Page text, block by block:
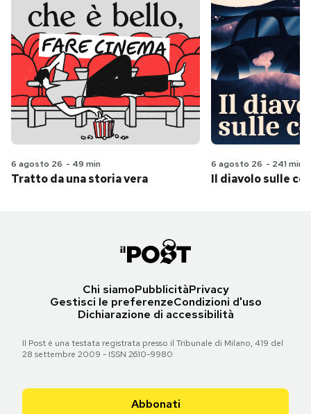
6 agosto 26 - 49 min
Tratto da una storia vera
6 agosto 26 - 241 min
Il diavolo sulle
Chi siamoPubblicitàPrivacy
Gestisci le preferenzeCondizioni d'uso
Dichiarazione di accessibilità
Il Post è una testata registrata presso il Tribunale di Milano, 419 del
28 settembre 2009 - ISSN 2610-9980
Abbonati